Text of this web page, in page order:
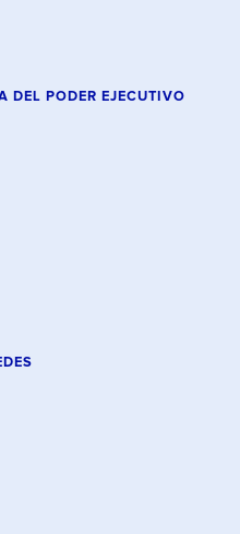
DEL PODER EJECUTIVO